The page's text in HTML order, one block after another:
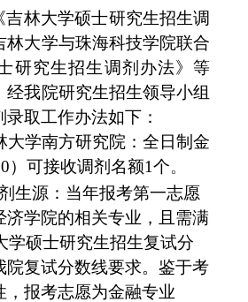
吉林大学硕士研究生招生调
林大学与珠海科技学院联合
研究生招生调剂办法》等
经我院研究生招生领导小组
取工作办法如下：
大学南方研究院：全日制金
） 可接收调剂名额1个。
生源：当年报考第一志愿
济学院的相关专业，且需满
学硕士研究生招生复试分
复试分数线要求。 鉴于考
，报考志愿为金融专业